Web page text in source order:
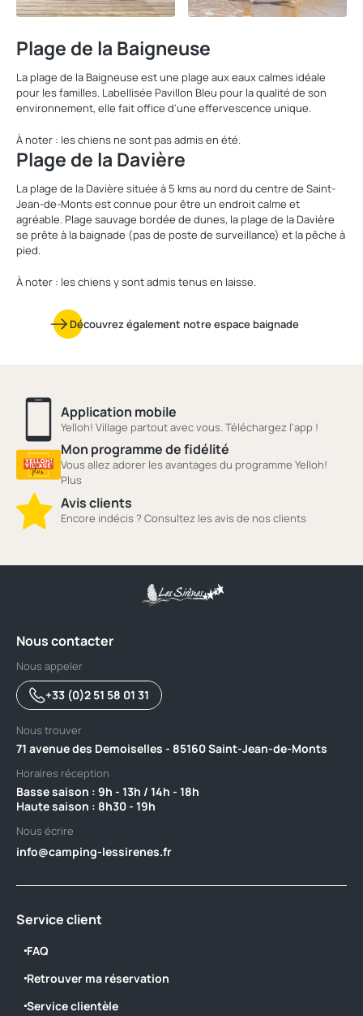
Plage de la Baigneuse
La plage de la Baigneuse est une plage aux eaux calmes idéale
pour les familles. Labellisée Pavillon Bleu pour la qualité de son
environnement, elle fait office d'une effervescence unique.
À noter : les chiens ne sont pas admis en été.
Plage de la Davière
La plage de la Davière située à 5 kms au nord du centre de Saint-
Jean-de-Monts est connue pour être un endroit calme et
agréable. Plage sauvage bordée de dunes, la plage de la Davière
se prête à la baignade (pas de poste de surveillance) et la pêche à
pied.
À noter : les chiens y sont admis tenus en laisse.
Découvrez également notre espace baignade
Application mobile
Yelloh! Village partout avec vous. Téléchargez l'app !
Mon programme de fidélité
Vous allez adorer les avantages du programme Yelloh!
Plus
Avis clients
Encore indécis ? Consultez les avis de nos clients
Nous contacter
Nous appeler
+33 (0)2 51 58 01 31
Nous trouver
71 avenue des Demoiselles - 85160 Saint-Jean-de-Monts
Horaires réception
Basse saison : 9h - 13h / 14h - 18h ‎ ‎ ‎ ‎ ‎ ‎ ‎ ‎ ‎ ‎ ‎ ‎ ‎ ‎ ‎ ‎ ‎ ‎ ‎ ‎ ‎ ‎ ‎ ‎ ‎ ‎ ‎ ‎ ‎ ‎ ‎ ‎ ‎ ‎ ‎ ‎ ‎ ‎ ‎ ‎ ‎ ‎ ‎ ‎ ‎ ‎ ‎ ‎ ‎ ‎ ‎
Haute saison : 8h30 - 19h
Nous écrire
info@camping-lessirenes.fr
Service client
FAQ
Retrouver ma réservation
Service clientèle